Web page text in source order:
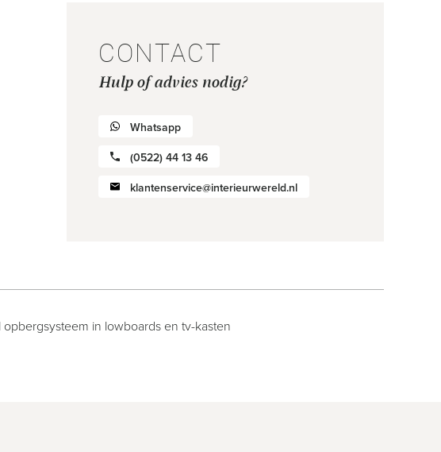
CONTACT
Hulp of advies nodig?
Whatsapp
(0522) 44 13 46
klantenservice@interieurwereld.nl
opbergsysteem in lowboards en tv-kasten